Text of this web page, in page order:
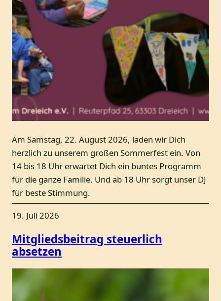
Am Samstag, 22. August 2026, laden wir Dich
herzlich zu unserem großen Sommerfest ein. Von
14 bis 18 Uhr erwartet Dich ein buntes Programm
für die ganze Familie. Und ab 18 Uhr sorgt unser DJ
für beste Stimmung.
19. Juli 2026
Mitgliedsbeitrag steuerlich
absetzen